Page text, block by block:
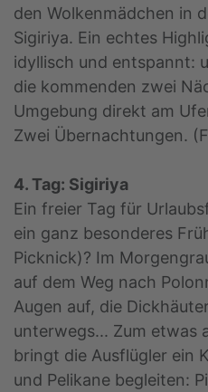
den Wolkenmädchen in
Sigiriya. Ein echtes
idyllisch und entspannt:
die kommenden zwei
Umgebung direkt am
Zwei Übernachtungen.
4. Tag: Sigiriya
Ein freier Tag für
ein ganz besonderes
Picknick)? Im
auf dem Weg nach
Augen auf, die
unterwegs... Zum etwas
bringt die Ausflügler ein
und Pelikane begleiten: